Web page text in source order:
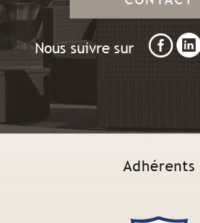
Nous suivre sur
Adhérents